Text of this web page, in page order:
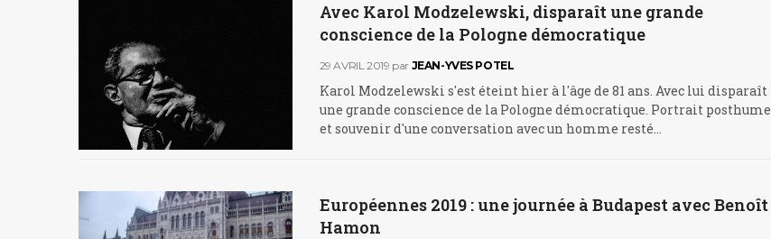
Avec Karol Modzelewski, disparaît une grande
conscience de la Pologne démocratique
29 AVRIL 2019 par JEAN-YVES POTEL
Karol Modzelewski s'est éteint hier à l'âge de 81 ans. Avec lui disparaît
une grande conscience de la Pologne démocratique. Portrait posthume
et souvenir d'une conversation avec un homme resté…
Européennes 2019 : une journée à Budapest avec Benoît
Hamon